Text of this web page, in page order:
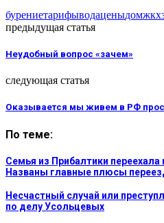
бурениетарифыводаценыдомжкх
предыдущая статья
Неудобный вопрос «зачем»
следующая статья
Оказывается мы живем в РФ
По теме:
Семья из Прибалтики
Названы главные плюсы
Несчастный случай или
по делу Усольцевых